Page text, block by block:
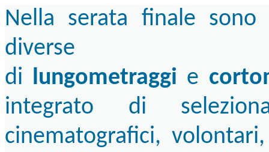
Nella serata finale
diverse
di lungometraggi e
integrato di
cinematografici,